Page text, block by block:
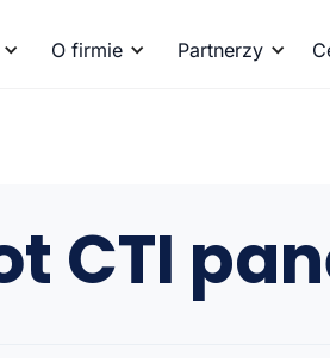
O firmie Partnerzy
CTI